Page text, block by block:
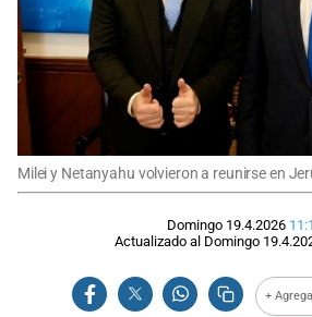
Milei y Netanyahu volvieron a reunirse en
Domingo 19.4.2026
Actualizado al Domingo
+